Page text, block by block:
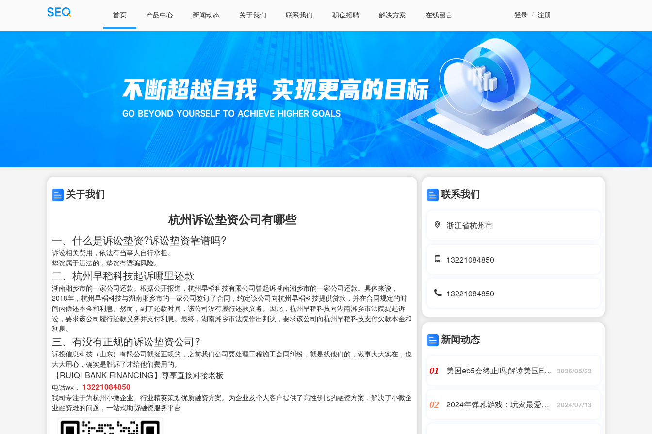
首页 产品中心 新闻动态 关于我们 联系我们 职位招聘 解决方案 在线留言 登录 / 注册
关于我们
杭州诉讼垫资公司有哪些
一、什么是诉讼垫资?诉讼垫资靠谱吗?
诉讼相关费用，依法有当事人自行承担。
垫资属于违法的，垫资有诱骗风险。
二、杭州早稻科技起诉哪里还款
湖南湘乡市的一家公司还款。根据公开报道，杭州早稻科技有限公司曾起诉湖南湘乡市的一家公司还款。具体来说，
2018年，杭州早稻科技与湖南湘乡市的一家公司签订了合同，约定该公司向杭州早稻科技提供贷款，并在合同规定的时
间内偿还本金和利息。然而，到了还款时间，该公司没有履行还款义务。因此，杭州早稻科技向湖南湘乡市法院提起诉
讼，要求该公司履行还款义务并支付利息。最终，湖南湘乡市法院作出判决，要求该公司向杭州早稻科技支付欠款本金和
利息。
三、有没有正规的诉讼垫资公司?
诉投信息科技（山东）有限公司就挺正规的，之前我们公司要处理工程施工合同纠纷，就是找他们的，做事大大实在，也
大大用心，确实是胜诉了才给他们费用的。
【RUIQI BANK FINANCING】尊享直接对接老板
电话wx： 13221084850
我司专注于为杭州小微企业、行业精英策划优质融资方案。为企业及个人客户提供了高性价比的融资方案，解决了小微企
业融资难的问题，一站式助贷融资服务平台
联系我们
浙江省杭州市
13221084850
13221084850
新闻动态
01
美国eb5会终止吗,解读美国EB5 2026/05/22
02
2024年弹幕游戏：玩家最爱的
2024/07/13